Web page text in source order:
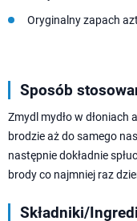
Oryginalny zapach
Sposób
Zmydl mydło w
brodzie aż do samego
następnie dokładnie
brody co najmniej raz
Składniki/